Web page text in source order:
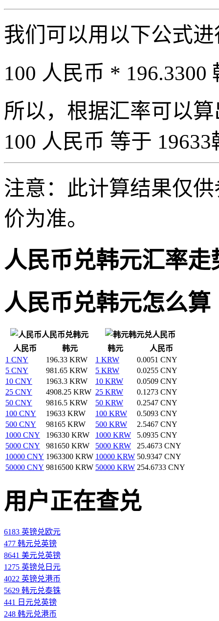
我们可以用以下公式
100 人民币 * 196.3300
所以，根据汇率可以
100 人民币 等于
注意：此计算结果仅
价为准。
人民币兑韩元汇率走
人民币兑韩元怎么算
人民币兑韩元
韩元兑人民币
人民币
韩元 韩元
人民币
1 CNY
196.33 KRW 1 KRW
0.0051 CNY
5 CNY
981.65 KRW 5 KRW
0.0255 CNY
10 CNY
1963.3 KRW 10 KRW
0.0509 CNY
25 CNY
4908.25 KRW 25 KRW
0.1273 CNY
50 CNY
9816.5 KRW 50 KRW
0.2547 CNY
100 CNY
19633 KRW 100 KRW
0.5093 CNY
500 CNY
98165 KRW 500 KRW
2.5467 CNY
1000 CNY
196330 KRW 1000 KRW
5.0935 CNY
5000 CNY
981650 KRW 5000 KRW
25.4673 CNY
10000 CNY 1963300 KRW 10000 KRW 50.9347 CNY
50000 CNY 9816500 KRW 50000 KRW 254.6733 CNY
用户正在查兑
6183 英镑兑欧元
477 韩元兑英镑
8641 美元兑英镑
1275 英镑兑日元
4022 英镑兑港币
5629 韩元兑泰铢
441 日元兑英镑
248 韩元兑港币